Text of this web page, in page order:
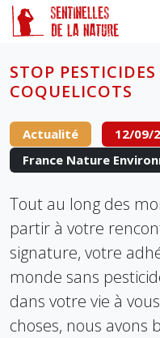
STOP
COQUELICOTS
Actualité
12/09/
France Nature
Tout au long des
partir à votre
signature, votre
monde sans
dans votre vie à
choses, nous avons
Panneau de gestion des